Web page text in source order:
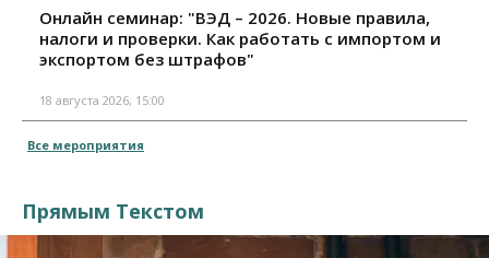
Онлайн семинар: "ВЭД – 2026. Новые правила,
налоги и проверки. Как работать с импортом и
экспортом без штрафов"
18 августа 2026, 15:00
Все мероприятия
Прямым Текстом